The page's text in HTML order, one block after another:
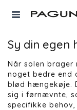
Sy din egen
Når solen brager
noget bedre end
blød hængekøje.
sig i førnævnte,
specifikke